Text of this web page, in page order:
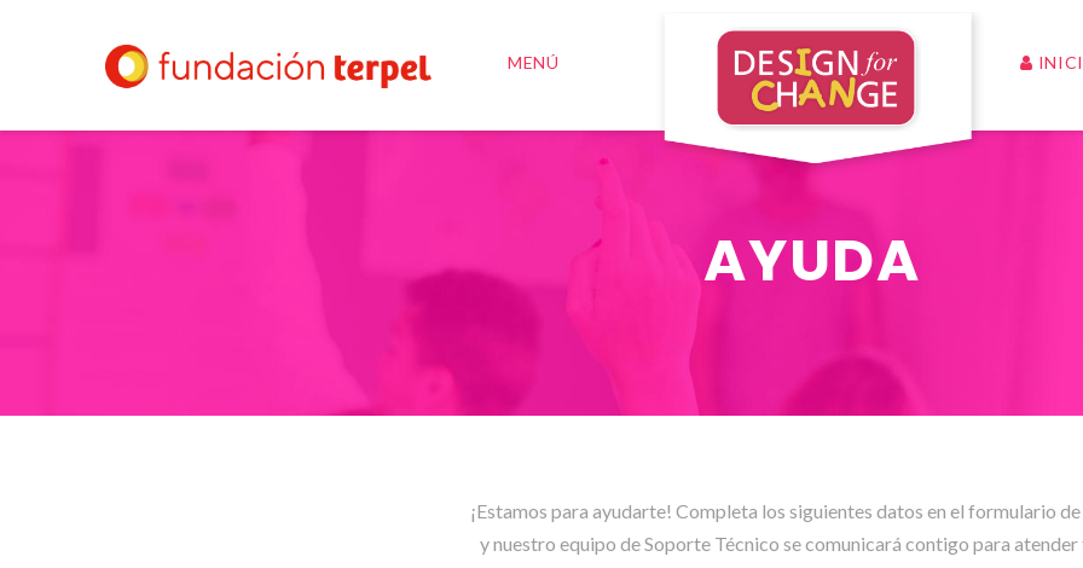
MENÚ
AYUDA
¡Estamos para ayudarte! Completa los siguientes datos en el formulario
y nuestro equipo de Soporte Técnico se comunicará contigo para atender